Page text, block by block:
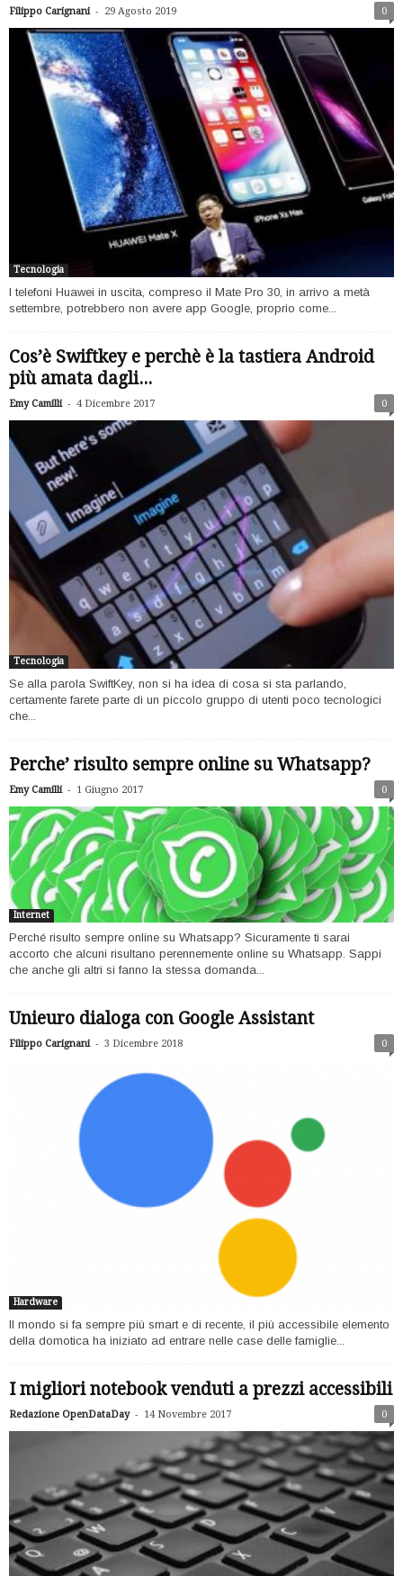
Filippo Carignani - 29 Agosto 2019 0
Tecnologia
I telefoni Huawei in uscita, compreso il Mate Pro 30, in arrivo a metà
settembre, potrebbero non avere app Google, proprio come...
Cos’è Swiftkey e perchè è la tastiera Android
più amata dagli...
Emy Camilli - 4 Dicembre 2017 0
Tecnologia
Se alla parola SwiftKey, non si ha idea di cosa si sta parlando,
certamente farete parte di un piccolo gruppo di utenti poco tecnologici
che...
Perche’ risulto sempre online su Whatsapp?
Emy Camilli - 1 Giugno 2017 0
Internet
Perché risulto sempre online su Whatsapp? Sicuramente ti sarai
accorto che alcuni risultano perennemente online su Whatsapp. Sappi
che anche gli altri si fanno la stessa domanda...
Unieuro dialoga con Google Assistant
Filippo Carignani - 3 Dicembre 2018 0
Hardware
Il mondo si fa sempre più smart e di recente, il più accessibile elemento
della domotica ha iniziato ad entrare nelle case delle famiglie...
I migliori notebook venduti a prezzi accessibili
Redazione OpenDataDay - 14 Novembre 2017 0